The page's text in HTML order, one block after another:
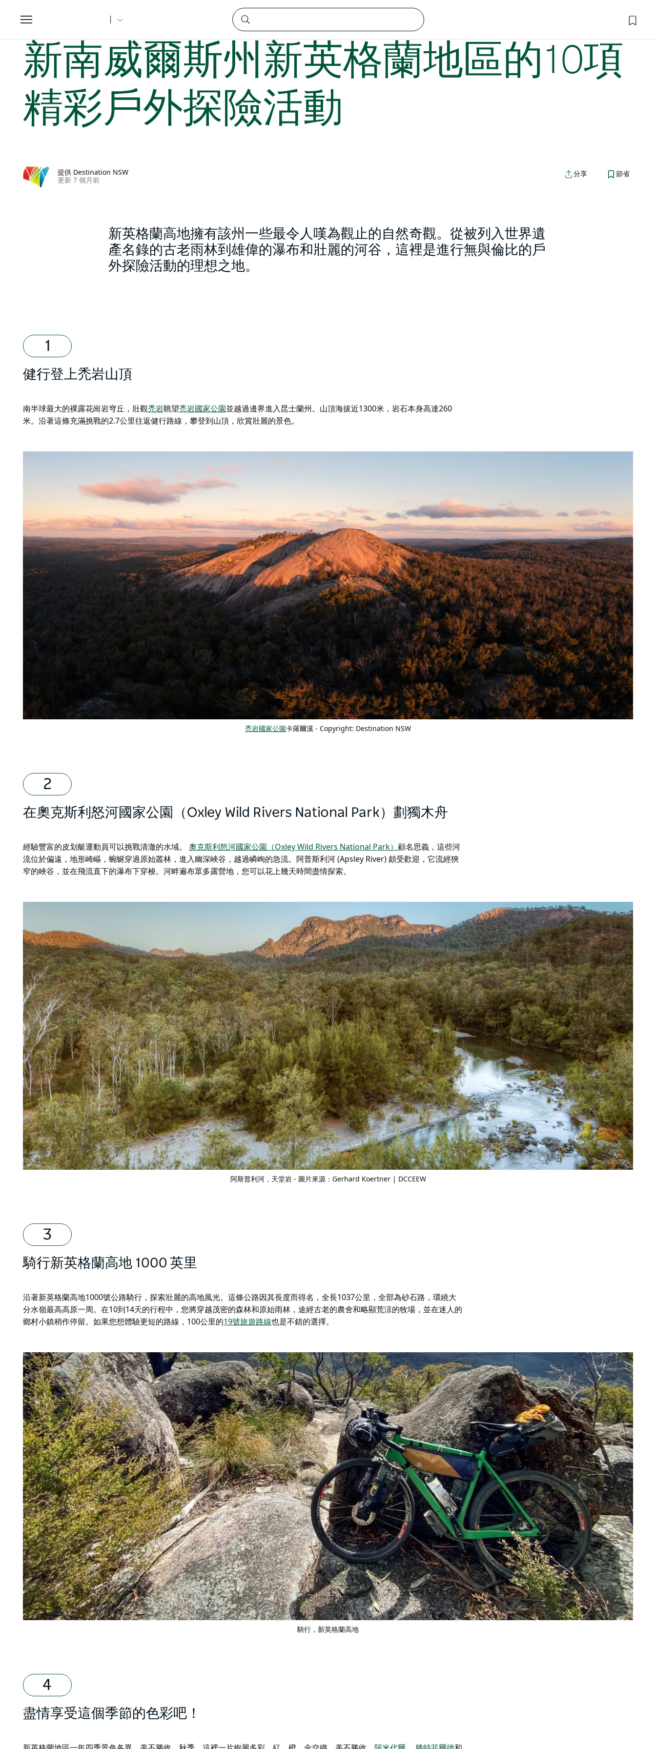
Toggle
navigation
新南威爾斯州新英格蘭地區的10項精彩戶外探險活動
新南威爾斯州新英格蘭地區的10項
精彩戶外探險活動
提供 Destination NSW
更新 7 個月前
分享 節省
新英格蘭高地擁有該州一些最令人嘆為觀止的自然奇觀。從被列入世界遺
產名錄的古老雨林到雄偉的瀑布和壯麗的河谷，這裡是進行無與倫比的戶
外探險活動的理想之地。
健行登上禿岩山頂
南半球最大的裸露花崗岩穹丘，壯觀禿岩眺望禿岩國家公園並越過邊界進入昆士蘭州。山頂海拔近1300米，岩石本身高達260
米。沿著這條充滿挑戰的2.7公里往返健行路線，攀登到山頂，欣賞壯麗的景色。
禿岩國家公園卡羅爾溪 - Copyright: Destination NSW
在奧克斯利怒河國家公園（Oxley Wild Rivers National Park）劃獨木舟
經驗豐富的皮划艇運動員可以挑戰清澈的水域。 奧克斯利怒河國家公園（Oxley Wild Rivers National Park） 顧名思義，這些河
流位於偏遠，地形崎嶇，蜿蜒穿過原始叢林，進入幽深峽谷，越過嶙峋的急流。阿普斯利河 (Apsley River) 頗受歡迎，它流經狹
窄的峽谷，並在飛流直下的瀑布下穿梭。河畔遍布眾多露營地，您可以花上幾天時間盡情探索。
阿斯普利河，天堂岩 - 圖片來源：Gerhard Koertner | DCCEEW
騎行新英格蘭高地 1000 英里
沿著新英格蘭高地1000號公路騎行，探索壯麗的高地風光。這條公路因其長度而得名，全長1037公里，全部為砂石路，環繞大
分水嶺最高高原一周。在10到14天的行程中，您將穿越茂密的森林和原始雨林，途經古老的農舍和略顯荒涼的牧場，並在迷人的
鄉村小鎮稍作停留。如果您想體驗更短的路線，100公里的19號旅遊路線也是不錯的選擇。
騎行，新英格蘭高地
盡情享受這個季節的色彩吧！